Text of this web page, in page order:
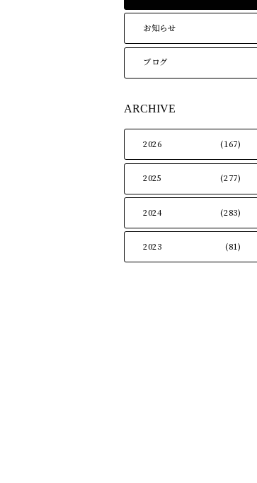
お知らせ
ブログ
ARCHIVE
2026 (167)
2025 (277)
2024 (283)
2023 (81)